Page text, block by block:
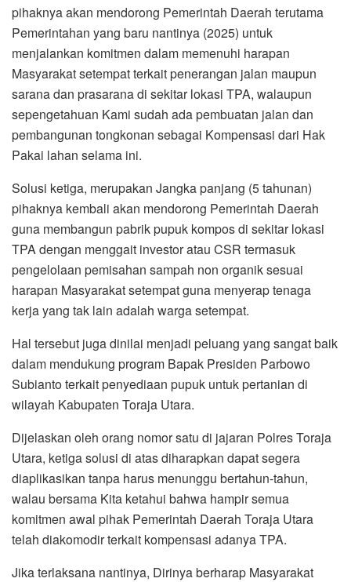
pihaknya akan mendorong Pemerintah Daerah terutama
Pemerintahan yang baru nantinya (2025) untuk
menjalankan komitmen dalam memenuhi harapan
Masyarakat setempat terkait penerangan jalan maupun
sarana dan prasarana di sekitar lokasi TPA, walaupun
sepengetahuan Kami sudah ada pembuatan jalan dan
pembangunan tongkonan sebagai Kompensasi dari Hak
Pakai lahan selama ini.
Solusi ketiga, merupakan Jangka panjang (5 tahunan)
pihaknya kembali akan mendorong Pemerintah Daerah
guna membangun pabrik pupuk kompos di sekitar lokasi
TPA dengan menggait investor atau CSR termasuk
pengelolaan pemisahan sampah non organik sesuai
harapan Masyarakat setempat guna menyerap tenaga
kerja yang tak lain adalah warga setempat.
Hal tersebut juga dinilai menjadi peluang yang sangat baik
dalam mendukung program Bapak Presiden Parbowo
Subianto terkait penyediaan pupuk untuk pertanian di
wilayah Kabupaten Toraja Utara.
Dijelaskan oleh orang nomor satu di jajaran Polres Toraja
Utara, ketiga solusi di atas diharapkan dapat segera
diaplikasikan tanpa harus menunggu bertahun-tahun,
walau bersama Kita ketahui bahwa hampir semua
komitmen awal pihak Pemerintah Daerah Toraja Utara
telah diakomodir terkait kompensasi adanya TPA.
Jika terlaksana nantinya, Dirinya berharap Masyarakat